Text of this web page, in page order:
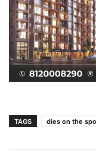
TAGS dies on the